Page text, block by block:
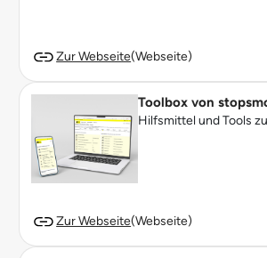
Zur Webseite(Webseite)
Toolbox von
Hilfsmittel und Tools
Zur Webseite(Webseite)